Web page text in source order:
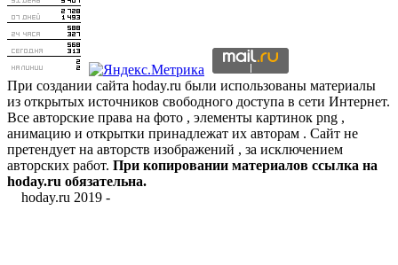
При создании сайта hoday.ru были использованы материалы
из открытых источников свободного доступа в сети Интернет.
Все авторские права на фото , элементы картинок png ,
анимацию и открытки принадлежат их авторам . Сайт не
претендует на авторств изображений , за исключением
авторских работ. При копировании материалов ссылка на
hoday.ru обязательна.
hoday.ru 2019 -